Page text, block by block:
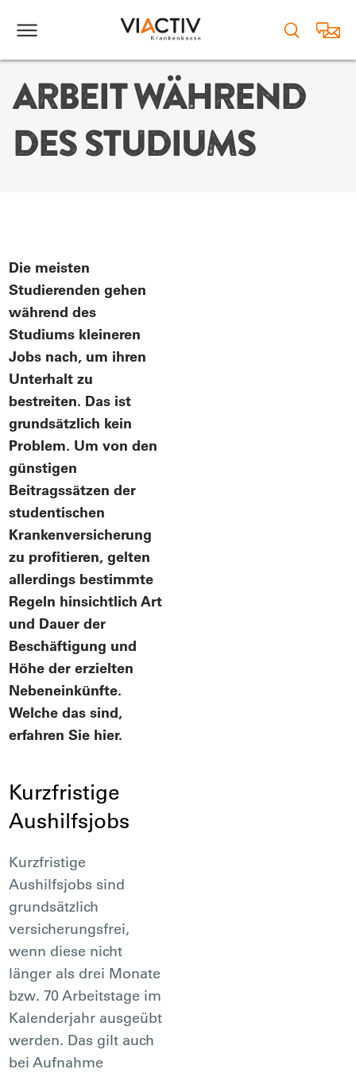
ARBEIT WÄHREND
DES STUDIUMS
Die meisten
Studierenden gehen
während des
Studiums kleineren
Jobs nach, um ihren
Unterhalt zu
bestreiten. Das ist
grundsätzlich kein
Problem. Um von den
günstigen
Beitragssätzen der
studentischen
Krankenversicherung
zu profitieren, gelten
allerdings bestimmte
Regeln hinsichtlich Art
und Dauer der
Beschäftigung und
Höhe der erzielten
Nebeneinkünfte.
Welche das sind,
erfahren Sie hier.
Kurzfristige
Aushilfsjobs
Kurzfristige
Aushilfsjobs sind
grundsätzlich
versicherungsfrei,
wenn diese nicht
länger als drei Monate
bzw. 70 Arbeitstage im
Kalenderjahr ausgeübt
werden. Das gilt auch
bei Aufnahme